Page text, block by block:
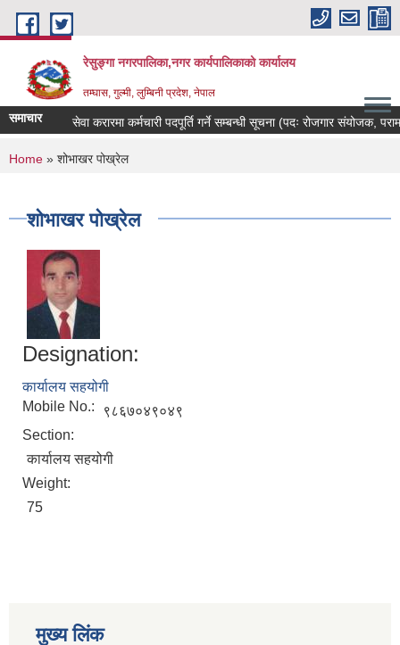
Skip to main content
रेसुङ्गा नगरपालिका,नगर कार्यपालिकाको कार्यालय
तम्घास, गुल्मी, लुम्बिनी प्रदेश, नेपाल
समाचार सेवा करारमा कर्मचारी पदपूर्ति गर्ने सम्बन्धी सूचना (पदः रोजगार संयोजक,
You are here
Home » शोभाखर पोख्रेल
शोभाखर पोख्रेल
Designation:
कार्यालय सहयोगी
Mobile No.:
९८६७०४९०४९
Section:
कार्यालय सहयोगी
Weight:
75
मुख्य लिंक